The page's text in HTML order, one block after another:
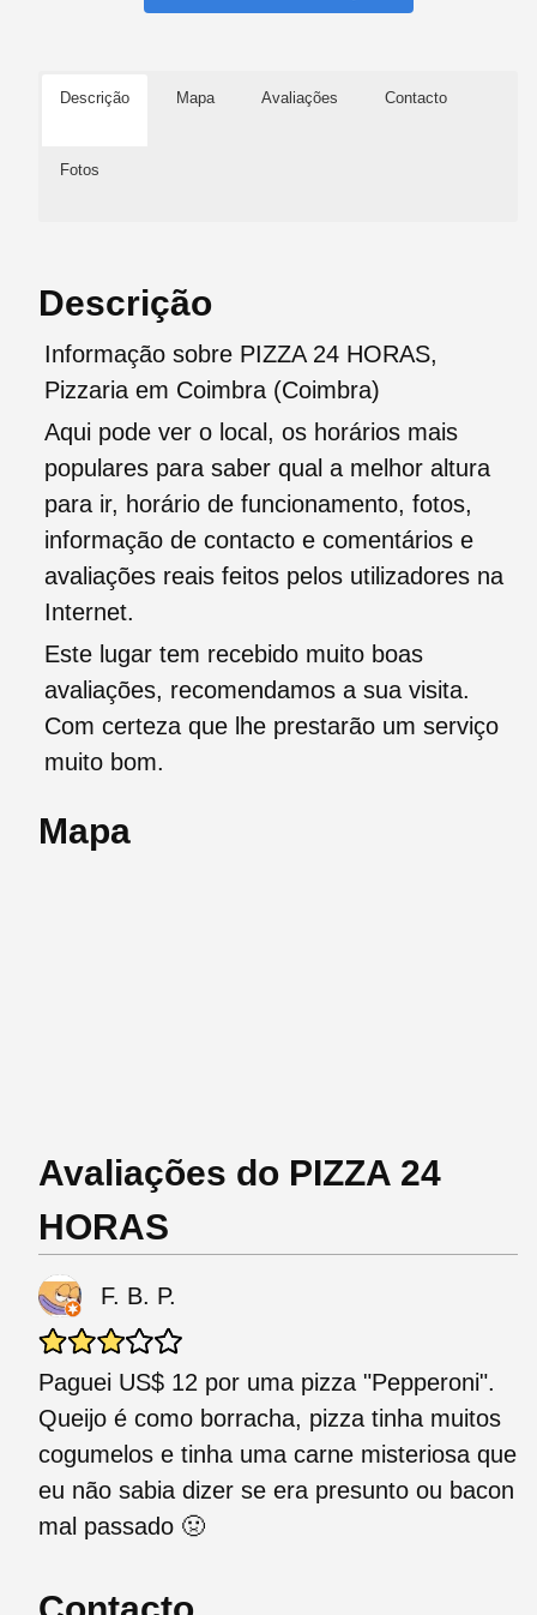
Descrição Mapa Avaliações Contacto
Fotos
Descrição
Informação sobre PIZZA 24 HORAS,
Pizzaria em Coimbra (Coimbra)
Aqui pode ver o local, os horários mais
populares para saber qual a melhor altura
para ir, horário de funcionamento, fotos,
informação de contacto e comentários e
avaliações reais feitos pelos utilizadores na
Internet.
Este lugar tem recebido muito boas
avaliações, recomendamos a sua visita.
Com certeza que lhe prestarão um serviço
muito bom.
Mapa
Avaliações do PIZZA 24
HORAS
F. B. P.
Paguei US$ 12 por uma pizza "Pepperoni".
Queijo é como borracha, pizza tinha muitos
cogumelos e tinha uma carne misteriosa que
eu não sabia dizer se era presunto ou bacon
mal passado 🤢